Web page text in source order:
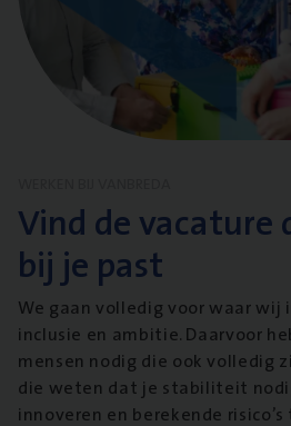
Vind de vacature
bij je past
We gaan volledig voor waar
inclusie en ambitie. Daarvoor
mensen nodig die ook volledig
die weten dat je stabiliteit
innoveren en berekende